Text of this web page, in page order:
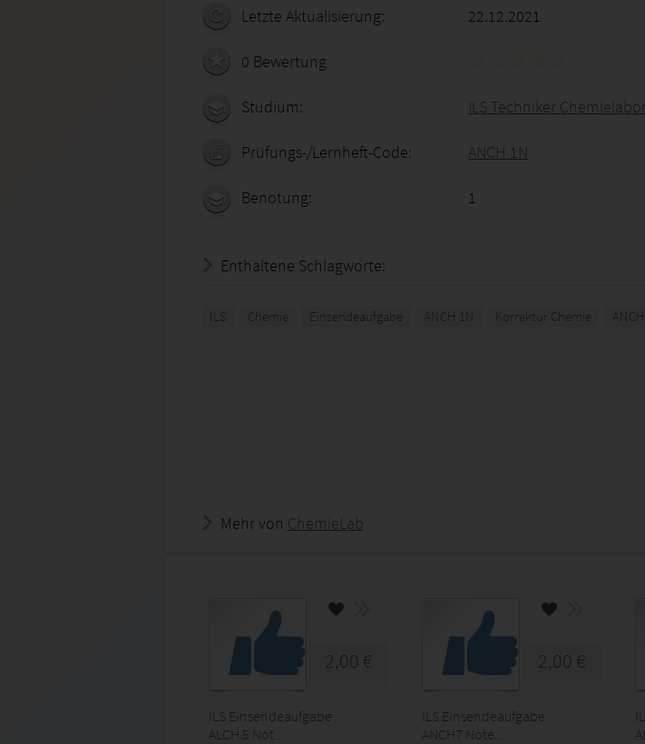
Letzte Aktualisierung: 22.12.2021
0 Bewertung
Studium: ILS Techniker
Prüfungs-/Lernheft-Code: ANCH 1N
Benotung: 1
Enthaltene Schlagworte:
ILS Chemie Einsendeaufgabe ANCH 1N Korrektur Chemie
Mehr von ChemieLab
2,00 €
ILS Einsendeaufgabe
ALCH 5 Not...
2,00 €
ILS Einsendeaufgabe
ANCH7 Note...